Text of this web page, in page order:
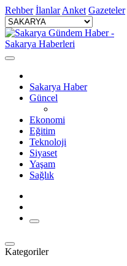
Rehber İlanlar Anket Gazeteler
Sakarya Haber
Güncel
Ekonomi
Eğitim
Teknoloji
Siyaset
Yaşam
Sağlık
Kategoriler